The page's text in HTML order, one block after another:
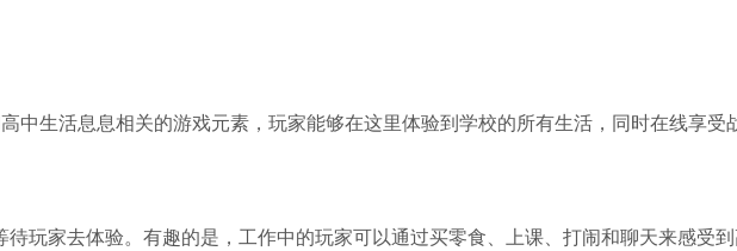
生活息息相关的游戏元素，玩家能够在这里体验到学校的所有生活，同时在线享
玩家去体验。有趣的是，工作中的玩家可以通过买零食、上课、打闹和聊天来感受